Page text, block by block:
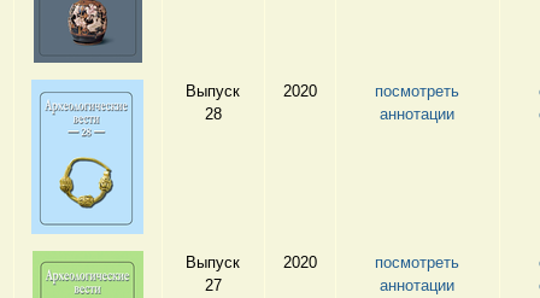
Выпуск
28
2020
посмотреть
аннотации
Выпуск
27
2020
посмотреть
аннотации